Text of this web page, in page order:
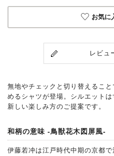
お気に
レビュ
無地やチェックと切り替えるこ
めるシャツが登場。シルエット
新しい楽しみ方のご提案です。
和柄の意味 -鳥獣花木図屏風-
伊藤若冲は江戸時代中期の京都